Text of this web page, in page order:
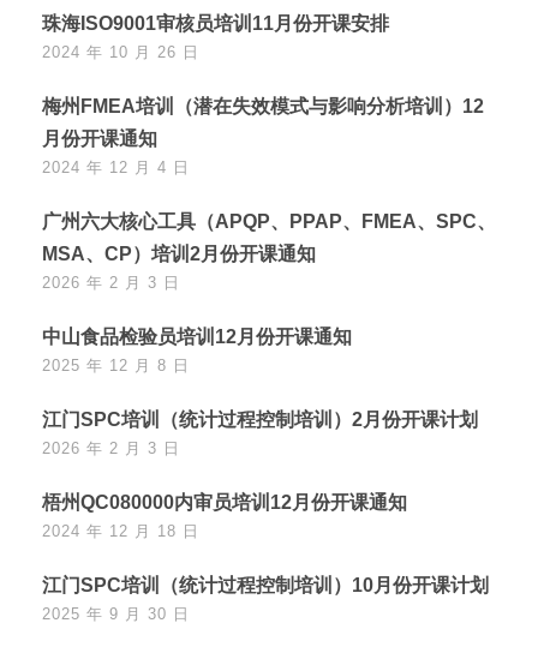
珠海ISO9001审核员培训11月份开课安排
2024 年 10 月 26 日
梅州FMEA培训（潜在失效模式与影响分析培训）12
月份开课通知
2024 年 12 月 4 日
广州六大核心工具（APQP、PPAP、FMEA、SPC、
MSA、CP）培训2月份开课通知
2026 年 2 月 3 日
中山食品检验员培训12月份开课通知
2025 年 12 月 8 日
江门SPC培训（统计过程控制培训）2月份开课计划
2026 年 2 月 3 日
梧州QC080000内审员培训12月份开课通知
2024 年 12 月 18 日
江门SPC培训（统计过程控制培训）10月份开课计划
2025 年 9 月 30 日